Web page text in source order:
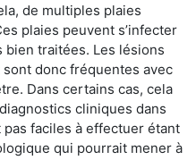
de multiples plaies
plaies peuvent s’infecter
bien traitées. Les lésions
donc fréquentes avec
Dans certains cas, cela
cliniques dans
faciles à effectuer étant
qui pourrait mener à